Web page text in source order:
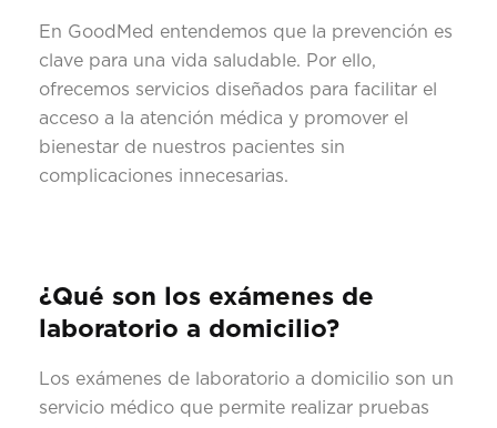
En GoodMed entendemos que la prevención es
clave para una vida saludable. Por ello,
ofrecemos servicios diseñados para facilitar el
acceso a la atención médica y promover el
bienestar de nuestros pacientes sin
complicaciones innecesarias.
¿Qué son los exámenes de
laboratorio a domicilio?
Los exámenes de laboratorio a domicilio son un
servicio médico que permite realizar pruebas